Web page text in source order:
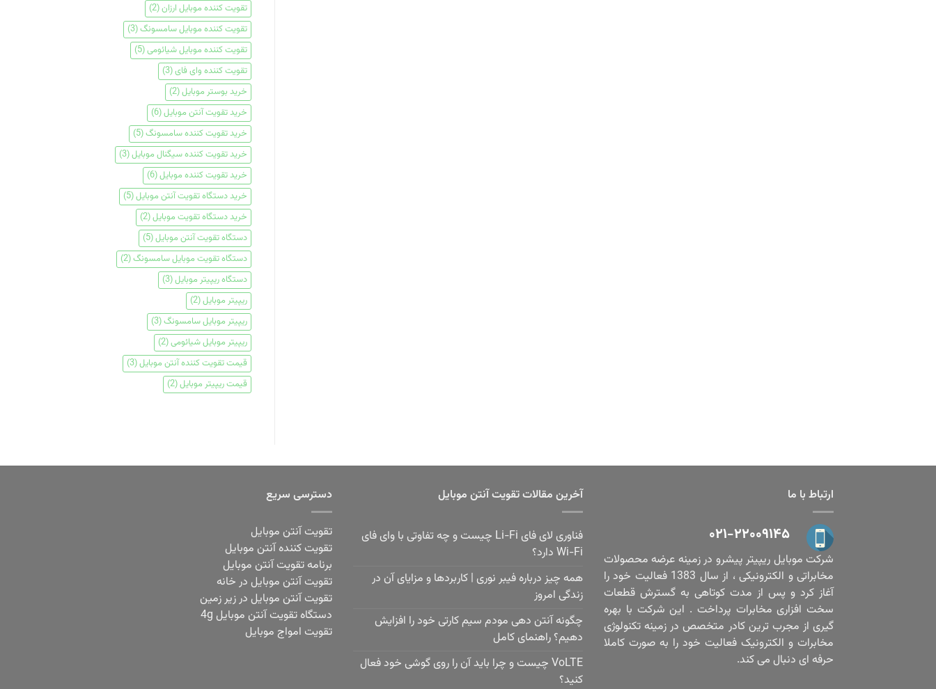
تقویت کننده موبایل ارزان(2)
تقویت کننده موبایل سامسونگ(3)
تقویت کننده موبایل شیائومی(5)
تقویت کننده وای فای(3)
خرید بوستر موبایل(2)
خرید تقویت آنتن موبایل(6)
خرید تقویت کننده سامسونگ(5)
خرید تقویت کننده سیگنال موبایل(3)
خرید تقویت کننده موبایل(6)
خرید دستگاه تقویت آنتن موبایل(5)
خرید دستگاه تقویت موبایل(2)
دستگاه تقویت آنتن موبایل(5)
دستگاه تقویت موبایل سامسونگ(2)
دستگاه ریپیتر موبایل(3)
ریپیتر موبایل(2)
ریپیتر موبایل سامسونگ(3)
ریپیتر موبایل شیائومی(2)
قیمت تقویت کننده آنتن موبایل(3)
قیمت ریپیتر موبایل(2)
ارتباط با ما
۰۲۱-۲۲۰۰۹۱۴۵
شرکت موبایل ریپیتر پیشرو در زمینه عرضه محصولات
مخابراتی و الکترونیکی ، از سال 1383 فعالیت خود را
آغاز کرد و پس از مدت کوتاهی به گسترش قطعات
سخت افزاری مخابرات پرداخت . این شرکت با بهره
گیری از مجرب ترین کادر متخصص در زمینه تکنولوژی
مخابرات و الکترونیک فعالیت خود را به صورت کاملا
حرفه ای دنبال می کند.
آخرین مقالات تقویت آنتن موبایل
فناوری لای فای Li-Fi چیست و چه تفاوتی با وای فای
Wi-Fi دارد؟
همه چیز درباره فیبر نوری | کاربردها و مزایای آن در
زندگی امروز
چگونه آنتن دهی مودم سیم کارتی خود را افزایش
دهیم؟ راهنمای کامل
VoLTE چیست و چرا باید آن را روی گوشی خود فعال
کنید؟
دسترسی سریع
تقویت آنتن موبایل
تقویت کننده آنتن موبایل
برنامه تقویت آنتن موبایل
تقویت آنتن موبایل در خانه
تقویت آنتن موبایل در زیر زمین
دستگاه تقویت آنتن موبایل 4g
تقویت امواج موبایل